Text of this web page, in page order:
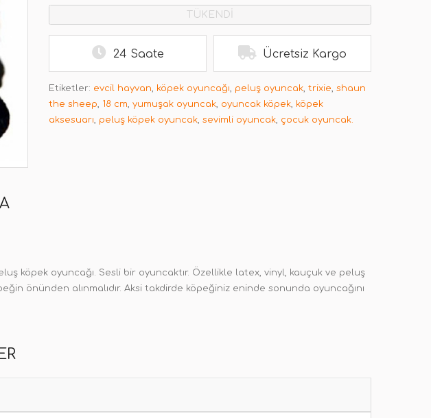
TÜKENDİ
24 Saate Ücretsiz Kargo
Etiketler: evcil hayvan, köpek oyuncağı, peluş oyuncak, trixie, shaun
the sheep, 18 cm, yumuşak oyuncak, oyuncak köpek, köpek
aksesuarı, peluş köpek oyuncak, sevimli oyuncak, çocuk oyuncak.
köpek oyuncağı. Sesli bir oyuncaktır. Özellikle latex, vinyl, kauçuk ve peluş
önünden alınmalıdır. Aksi takdirde köpeğiniz eninde sonunda oyuncağını